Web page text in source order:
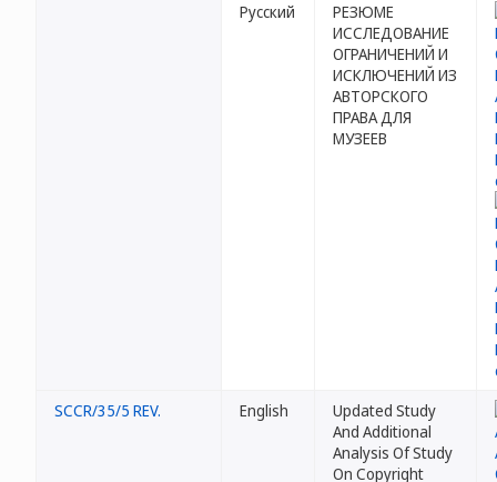
Русский
РЕЗЮМЕ
ИССЛЕДОВАНИЕ
ОГРАНИЧЕНИЙ И
ИСКЛЮЧЕНИЙ ИЗ
АВТОРСКОГО
ПРАВА ДЛЯ
МУЗЕЕВ
SCCR/35/5 REV. English
Updated Study
And Additional
Analysis Of Study
On Copyright